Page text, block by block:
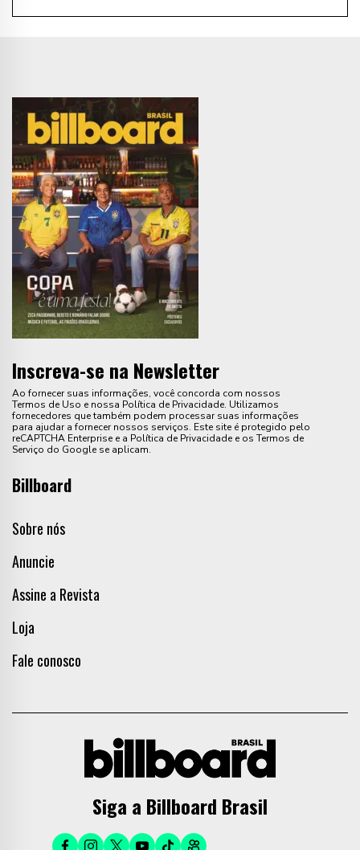
Inscreva-se na Newsletter
Ao fornecer suas informações, você concorda com nossos
Termos de Uso e nossa Política de Privacidade. Utilizamos
fornecedores que também podem processar suas informações
para ajudar a fornecer nossos serviços. Este site é protegido pelo
reCAPTCHA Enterprise e a Política de Privacidade e os Termos de
Serviço do Google se aplicam.
Billboard
Sobre nós
Anuncie
Assine a Revista
Loja
Fale conosco
Siga a Billboard Brasil